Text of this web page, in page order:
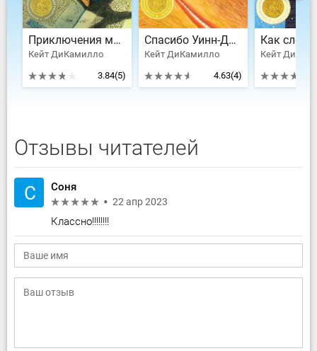
Приключения мышонка Десперо
Кейт ДиКамилло
3.84(5)
Спасибо Уинн-Дикси
Кейт ДиКамилло
4.63(4)
Кейт
Отзывы читателей
С Соня
22 апр 2023
Классно!!!!!!!!